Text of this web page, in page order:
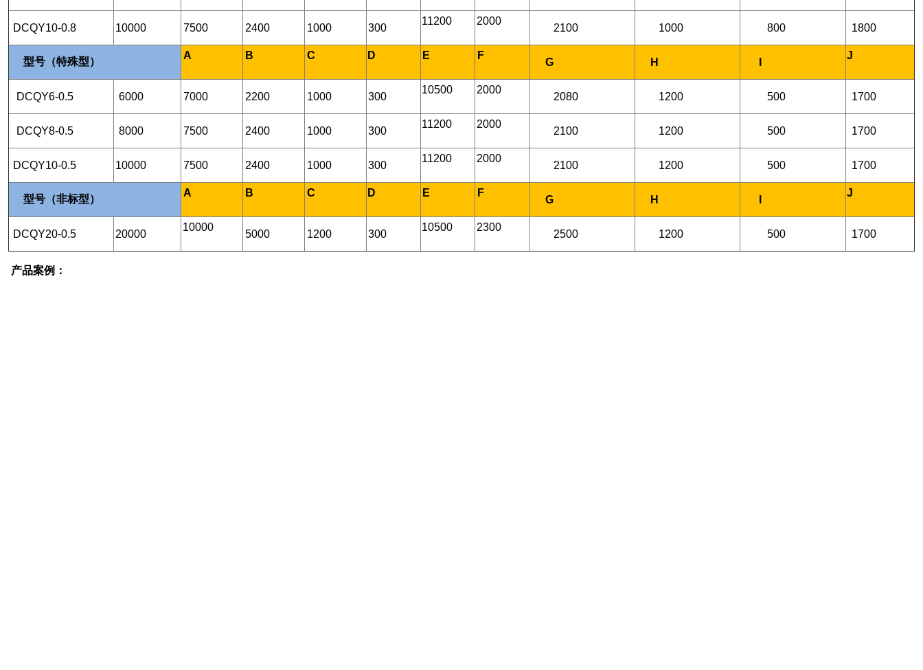
DCQY10-0.8 10000 7500 2400 1000 300
11200 2000
2100 1000 800 1800
型号（特殊型）
A B C D E F
G H
J
DCQY6-0.5 6000 7000 2200 1000 300
10500 2000
2080 1200 500 1700
DCQY8-0.5 8000 7500 2400 1000 300
11200 2000
2100 1200 500 1700
DCQY10-0.5 10000 7500 2400 1000 300
11200 2000
2100 1200 500 1700
型号（非标型）
A B C D E F
G H
J
DCQY20-0.5 20000
10000
5000 1200 300
10500 2300
2500 1200 500 1700
产品案例：